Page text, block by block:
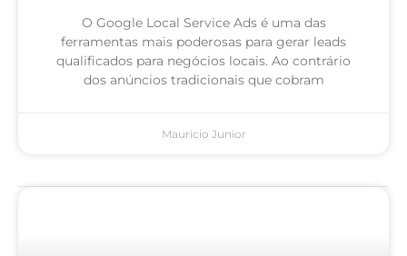
O Google Local Service Ads é uma das
ferramentas mais poderosas para gerar leads
qualificados para negócios locais. Ao contrário
dos anúncios tradicionais que cobram
Mauricio Junior